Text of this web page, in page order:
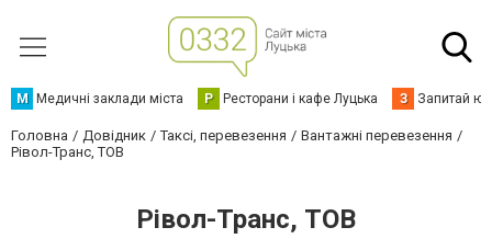
М Медичні заклади міста Р Ресторани і кафе Луцька З Запитай
Головна Довідник Таксі, перевезення
Вантажні перевезення
Рівол-Транс, ТОВ
Рівол-Транс, ТОВ